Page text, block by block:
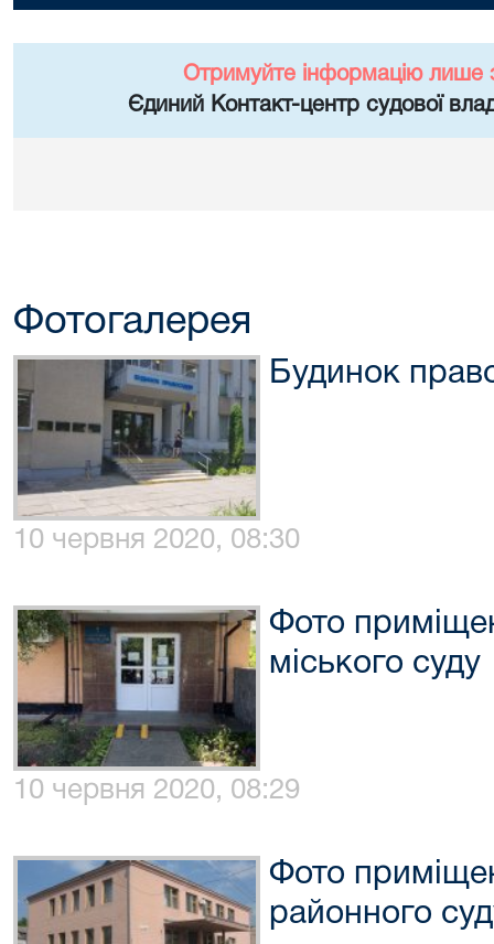
Отримуйте інформацію лише
Єдиний Контакт-центр судової
Фотогалерея
Будинок
10 червня 2020, 08:30
Фото
міського суду
10 червня 2020, 08:29
Фото
районного